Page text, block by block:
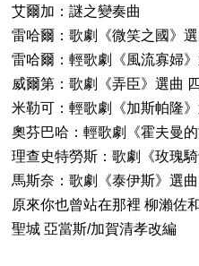
艾爾加：謎之變奏曲
雷哈爾：歌劇《微笑之國》
雷哈爾：輕歌劇《風流寡婦
威爾第：歌劇《弄臣》選曲
米勒可：輕歌劇《加斯帕隆》
奧芬巴哈：輕歌劇《霍夫曼
理查史特勞斯：歌劇《玫瑰
馬斯奈：歌劇《泰伊斯》選
原來你也曾站在那裡 柳瀨佐
聖城 亞當斯/加賀清孝改編